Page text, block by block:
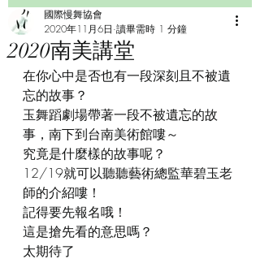
2020南美講堂
國際慢舞協會
2020年11月6日 讀畢需時 1 分鐘
在你心中是否也有一段深刻且不被遺
忘的故事？
玉舞蹈劇場帶著一段不被遺忘的故
事，南下到台南美術館嘍～
究竟是什麼樣的故事呢？
12/19就可以聽聽藝術總監華碧玉老
師的介紹嘍！
記得要先報名哦！
這是搶先看的意思嗎？
太期待了